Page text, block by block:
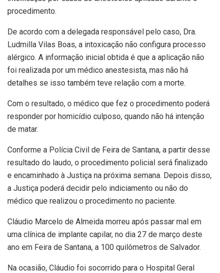
procedimento.
De acordo com a delegada responsável pelo caso, Dra.
Ludmilla Vilas Boas, a intoxicação não configura processo
alérgico. A informação inicial obtida é que a aplicação não
foi realizada por um médico anestesista, mas não há
detalhes se isso também teve relação com a morte.
Com o resultado, o médico que fez o procedimento poderá
responder por homicídio culposo, quando não há intenção
de matar.
Conforme a Polícia Civil de Feira de Santana, a partir desse
resultado do laudo, o procedimento policial será finalizado
e encaminhado à Justiça na próxima semana. Depois disso,
a Justiça poderá decidir pelo indiciamento ou não do
médico que realizou o procedimento no paciente.
Cláudio Marcelo de Almeida morreu após passar mal em
uma clínica de implante capilar, no dia 27 de março deste
ano em Feira de Santana, a 100 quilômetros de Salvador.
Na ocasião, Cláudio foi socorrido para o Hospital Geral